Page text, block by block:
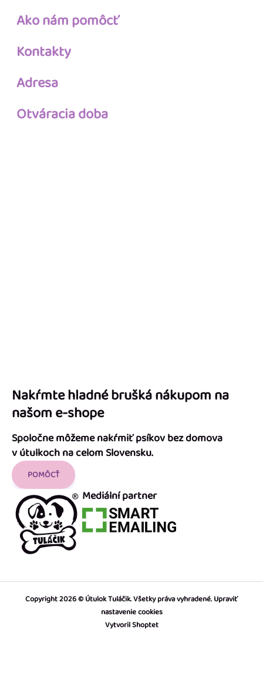
Ako nám pomôcť
Kontakty
Adresa
Otváracia doba
Nakŕmte hladné brušká nákupom na
našom e-shope
Spoločne môžeme nakŕmiť psíkov bez domova
v útulkoch na celom Slovensku.
POMÔCŤ
Mediální partner
Vytvoril Shoptet
Copyright 2026 Útulok Tuláčik. Všetky práva vyhradené.Upraviť
nastavenie cookies